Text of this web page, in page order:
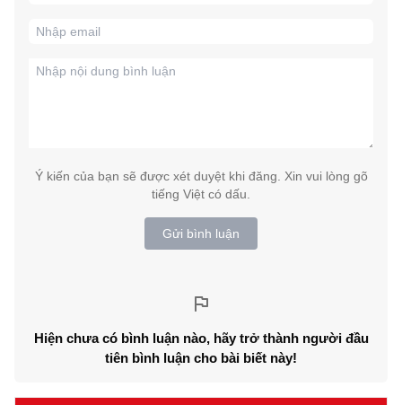
Ý kiến của bạn sẽ được xét duyệt khi đăng. Xin vui lòng gõ
tiếng Việt có dấu.
Gửi bình luận
Hiện chưa có bình luận nào, hãy trở thành người đầu
tiên bình luận cho bài biết này!